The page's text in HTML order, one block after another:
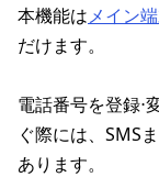
本機能はメイン
だけます。
電話番号を登録⋅
ぐ際には、SMS
あります。